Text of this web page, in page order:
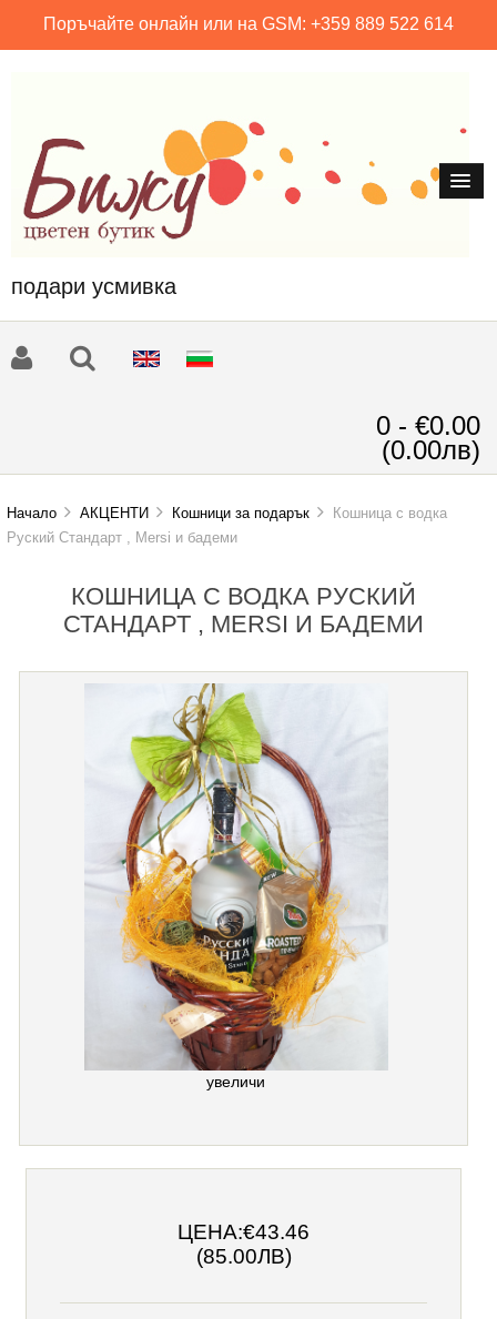
Поръчайте онлайн или на GSM: +359 889 522 614
подари усмивка
0 - €0.00
(0.00лв)
Начало АКЦЕНТИ Кошници за подарък
Кошница с водка
Руский Стандарт , Mersi и бадеми
КОШНИЦА С ВОДКА РУСКИЙ
СТАНДАРТ , MERSI И БАДЕМИ
увеличи
ЦЕНА:€43.46
(85.00ЛВ)